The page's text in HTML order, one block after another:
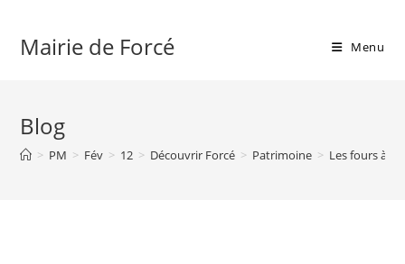
contentMairie de Forcé Menu
Blog
> PM > Fév > 12 > Découvrir Forcé > Patrimoine > Les fours à